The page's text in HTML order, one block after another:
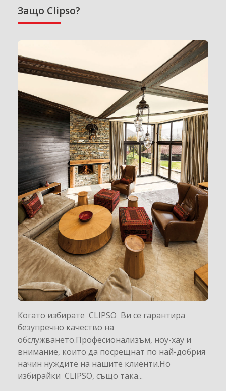
Защо Clipso?
Когато избирате CLIPSO Ви се гарантира
безупречно качество на
обслужването.Професионализъм, ноу-хау и
внимание, които да посрещнат по най-добрия
начин нуждите на нашите клиенти.Но
избирайки CLIPSO, също така...